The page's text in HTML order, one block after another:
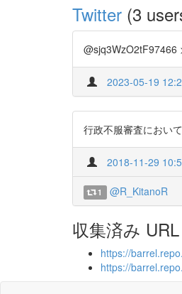
Twitter (3
@sjq3WzO2tF97466
2023-05-19
行政不服審査におい
2018-11-29
1 @R_KitanoR
収集済み
https://
https://